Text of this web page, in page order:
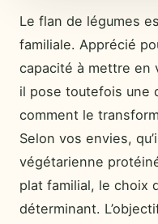
Le flan de légumes
familiale. Apprécié
capacité à mettre en
il pose toutefois une
comment le
Selon vos envies,
végétarienne
plat familial, le choix
déterminant.